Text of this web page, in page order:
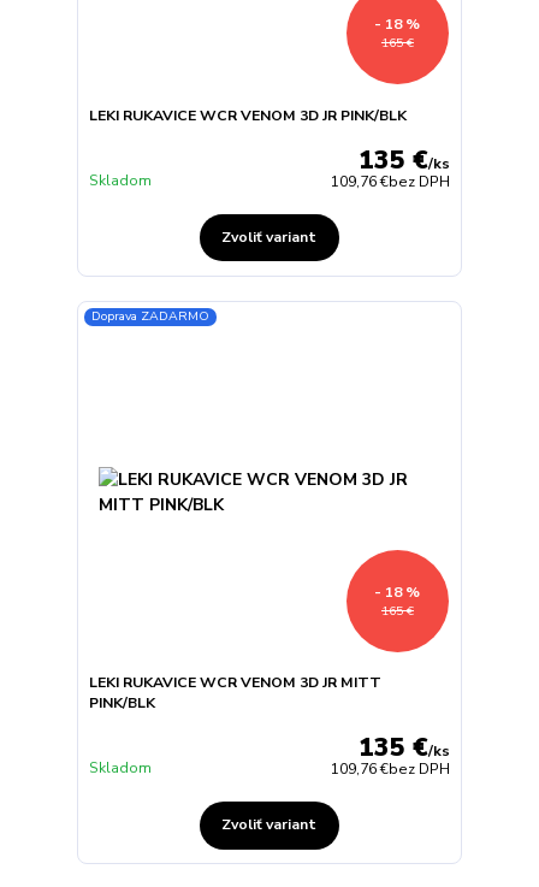
165 €
- 18 %
LEKI RUKAVICE WCR VENOM 3D JR PINK/BLK
135 €/ks
109,76 €bez DPH
Skladom
Zvoliť variant
Doprava ZADARMO
165 €
- 18 %
LEKI RUKAVICE WCR VENOM 3D JR MITT
PINK/BLK
135 €/ks
109,76 €bez DPH
Skladom
Zvoliť variant